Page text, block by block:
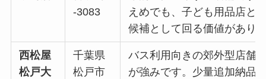
-3083
えめでも、子ども用品店と
候補として回る価値があり
西松屋
松戸大
千葉県
松戸市
バス利用向きの郊外型店舗
が強みです。少量追加納品